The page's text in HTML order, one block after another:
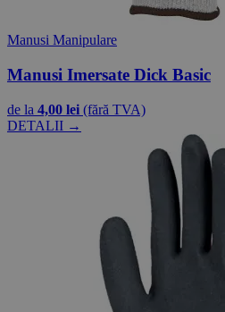
Manusi Manipulare
Manusi Imersate Dick Basic
de la 4,00 lei (fără TVA)
DETALII →